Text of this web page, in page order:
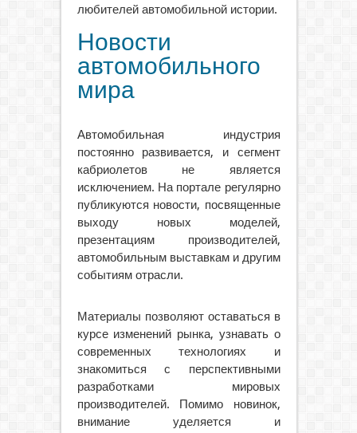
любителей автомобильной истории.
Новости
автомобильного
мира
Автомобильная индустрия
постоянно развивается, и сегмент
кабриолетов не является
исключением. На портале регулярно
публикуются новости, посвященные
выходу новых моделей,
презентациям производителей,
автомобильным выставкам и другим
событиям отрасли.
Материалы позволяют оставаться в
курсе изменений рынка, узнавать о
современных технологиях и
знакомиться с перспективными
разработками мировых
производителей. Помимо новинок,
внимание уделяется и